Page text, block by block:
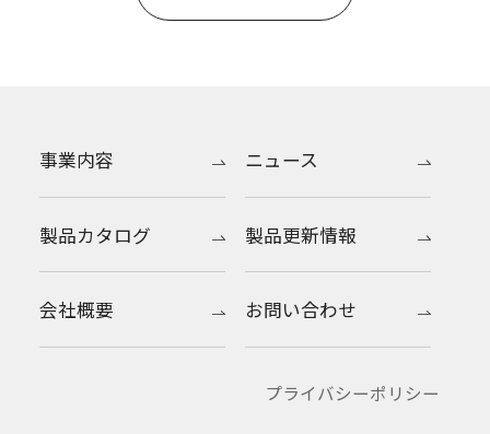
事業内容
製品カタログ
会社概要
ニュース
製品更新情報
お問い合わせ
プライバシーポリシー